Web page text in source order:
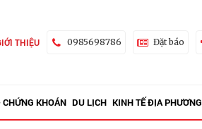
THIỆU 0985698786 Đặt báo
KHOÁN DU LỊCH KINH TẾ ĐỊA PHƯƠNG